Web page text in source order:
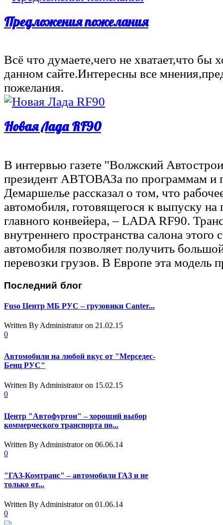
Предложения пожелания
Всё что думаете,чего не хватает,что бы
данном сайте.Интересны все
пожелания.
Новая Лада RF90
В интервью газете ''Волжский
президент АВТОВАЗа по программам и
Демаршелье рассказал о том, что
автомобиля, готовящегося к выпуску на
главного конвейера, – LADA RF90.
внутреннего пространства салона этого
автомобиля позволяет получить
перевозки грузов. В Европе эта модель
Последний блог
Fuso Центр МБ РУС – грузовики Canter...
Written By Administrator on 21.02.15
0
Автомобили на любой вкус от "Мерседес-
Бенц РУС"
Written By Administrator on 15.02.15
0
Центр "Автофургон" – хороший выбор
коммерческого транспорта по...
Written By Administrator on 06.06.14
0
"ГАЗ-Комтранс" – автомобили ГАЗ и не
только от...
Written By Administrator on 01.06.14
0